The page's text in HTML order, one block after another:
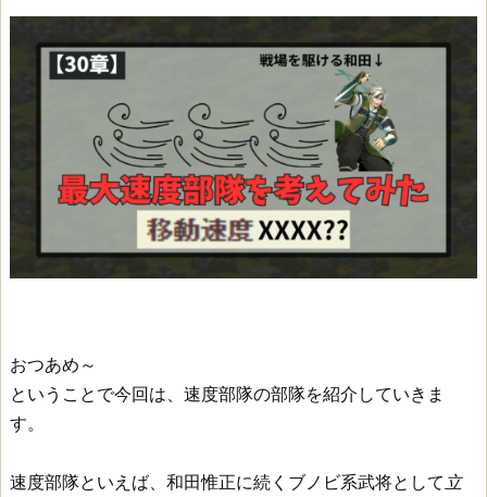
おつあめ～
ということで今回は、速度部隊の部隊を紹介していきま
す。
速度部隊といえば、和田惟正に続くブノビ系武将として 立